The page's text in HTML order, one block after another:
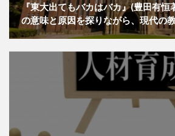
『東大出てもバカはバカ』(豊田有
の意味と原因を探りながら、現代の